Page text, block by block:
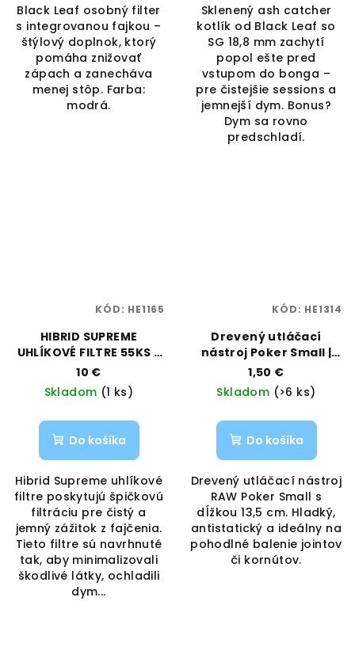
Black Leaf osobný filter
s integrovanou fajkou –
štýlový doplnok, ktorý
pomáha znižovať
zápach a zanecháva
menej stôp. Farba:
modrá.
Sklenený ash catcher
kotlík od Black Leaf so
SG 18,8 mm zachytí
popol ešte pred
vstupom do bonga –
pre čistejšie sessions a
jemnejší dym. Bonus?
Dym sa rovno
predschladí.
HIBRID SUPREME
UHLÍKOVÉ FILTRE 55KS -
6,4MM
10 €
Skladom (1 ks)
Do košíka
Hibrid Supreme uhlíkové
filtre poskytujú špičkovú
filtráciu pre čistý a
jemný zážitok z fajčenia.
Tieto filtre sú navrhnuté
tak, aby minimalizovali
škodlivé látky, ochladili
dym...
KÓD: HE1165
Drevený utláčací
nástroj Poker Small |
RAW | Vaporama
1,50 €
Skladom (>6 ks)
Do košíka
Drevený utláčací nástroj
RAW Poker Small s
dĺžkou 13,5 cm. Hladký,
antistatický a ideálny na
pohodlné balenie jointov
či kornútov.
KÓD: HE1314